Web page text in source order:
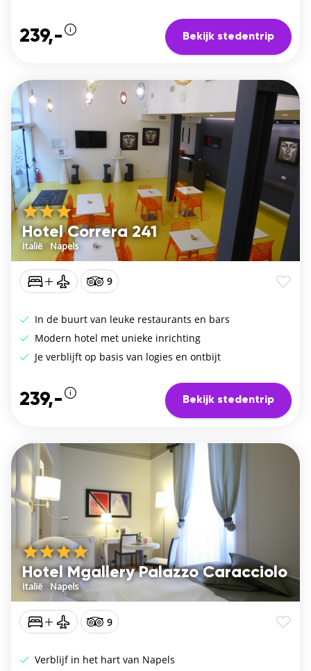
239,- Bekijk stedentrip
Hotel Correra 241
Italië/ Napels
9
In de buurt van leuke restaurants en bars
Modern hotel met unieke inrichting
Je verblijft op basis van logies en ontbijt
239,- Bekijk stedentrip
Hotel Mgallery Palazzo Caracciolo
Italië /Napels
9
Verblijf in het hart van Napels